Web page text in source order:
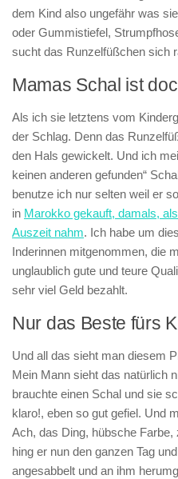
dem Kind also ungefähr was
oder Gummistiefel,
sucht das Runzelfüßchen sich
Mamas Schal ist
Als ich sie letztens vom
der Schlag. Denn das
den Hals gewickelt. Und ich
keinen anderen gefunden“
benutze ich nur selten weil er
in Marokko gekauft, damals,
Auszeit nahm. Ich habe um
Inderinnen mitgenommen, die
unglaublich gute und teure
sehr viel Geld bezahlt.
Nur das Beste fürs
Und all das sieht man diesem
Mein Mann sieht das natürlich
brauchte einen Schal und sie
klaro!, eben so gut gefiel. Und
Ach, das Ding, hübsche
hing er nun den ganzen Tag
angesabbelt und an ihm